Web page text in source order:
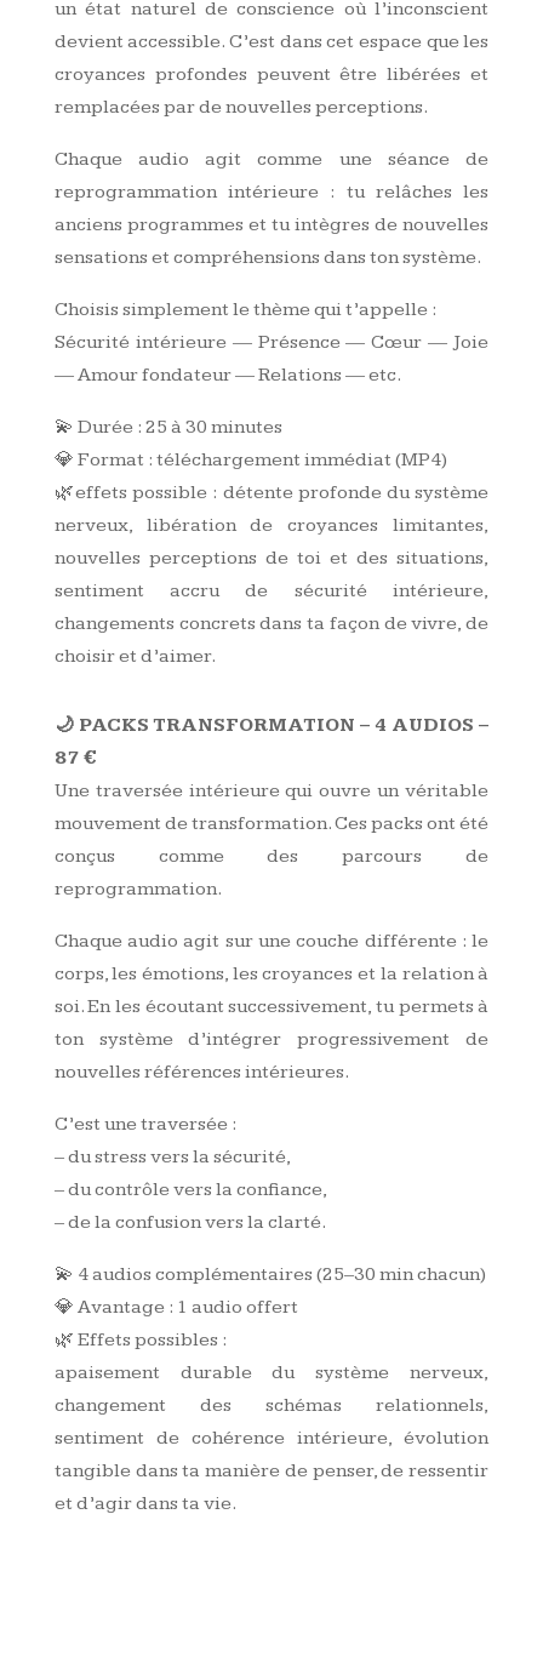
un état naturel de conscience où l’inconscient
devient accessible. C’est dans cet espace que les
croyances profondes peuvent être libérées et
remplacées par de nouvelles perceptions.
Chaque audio agit comme une séance de
reprogrammation intérieure : tu relâches les
anciens programmes et tu intègres de nouvelles
sensations et compréhensions dans ton système.
Choisis simplement le thème qui t’appelle :
Sécurité intérieure — Présence — Cœur — Joie
— Amour fondateur — Relations — etc.
💫 Durée : 25 à 30 minutes
💎 Format : téléchargement immédiat (MP4)
🌿effets possible : détente profonde du système
nerveux, libération de croyances limitantes,
nouvelles perceptions de toi et des situations,
sentiment accru de sécurité intérieure,
changements concrets dans ta façon de vivre, de
choisir et d’aimer.
🌙 PACKS TRANSFORMATION – 4 AUDIOS –
87 €
Une traversée intérieure qui ouvre un véritable
mouvement de transformation. Ces packs ont été
conçus comme des parcours de
reprogrammation.
Chaque audio agit sur une couche différente : le
corps, les émotions, les croyances et la relation à
soi. En les écoutant successivement, tu permets à
ton système d’intégrer progressivement de
nouvelles références intérieures.
C’est une traversée :
– du stress vers la sécurité,
– du contrôle vers la confiance,
– de la confusion vers la clarté.
💫 4 audios complémentaires (25–30 min chacun)
💎 Avantage : 1 audio offert
🌿 Effets possibles :
apaisement durable du système nerveux,
changement des schémas relationnels,
sentiment de cohérence intérieure, évolution
tangible dans ta manière de penser, de ressentir
et d’agir dans ta vie.